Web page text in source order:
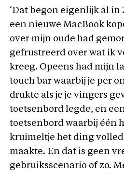
‘Dat begon eigenlijk al in
een nieuwe MacBook
over mijn oude had
gefrustreerd over wat ik
kreeg. Opeens had mijn
touch bar waarbij je per
drukte als je je vingers
toetsenbord legde, en
toetsenbord waarbij één
kruimeltje het ding
maakte. En dat is geen
gebruiksscenario of zo.